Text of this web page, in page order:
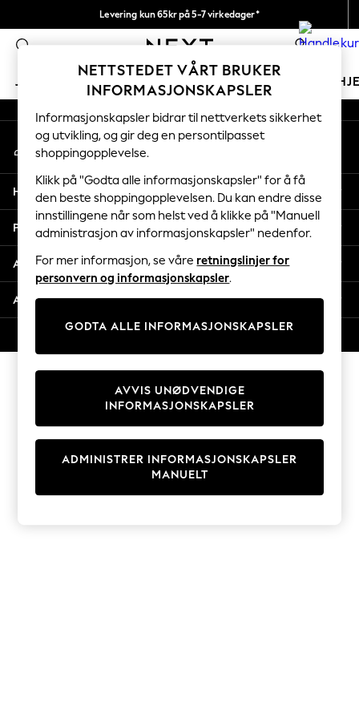
Levering kun 65kr på 5-7 virkedager*
Vi betaler alle tollavgifter 0
JENTER GUTTER BABY KVINNER
GIRLS
New In
50 - 92cm (0 - 24 months)
98 - 110cm (3 - 5 years)
116 - 134cm (6 - 9 years)
140 - 174cm (10 - 15+ years)
Trending: Top & Short Sets
Trending: Clogs
Toy Story
THE SET
Coats & Jackets
Sweatshirts & Hoodies
Knitwear
Cardigans
Dresses
Sets & Outfits
T-Shirts
An error occurred on client
Våre sosiale nettverk
Min konto
Logg inn på kontoen din
Hjelp
Personvern & Juridisk
Avdelinger
Andre tjenester
NETTSTEDET VÅRT BRUKER
INFORMASJONSKAPSLER
Informasjonskapsler bidrar til nettverkets sikkerhet
og utvikling, og gir deg en persontilpasset
shoppingopplevelse.
Klikk på "Godta alle informasjonskapsler" for å få
den beste shoppingopplevelsen. Du kan endre disse
innstillingene når som helst ved å klikke på "Manuell
administrasjon av informasjonskapsler" nedenfor.
For mer informasjon, se våre retningslinjer for
personvern og informasjonskapsler.
GODTA ALLE INFORMASJONSKAPSLER
ADMINISTRER INFORMASJONSKAPSLER
MANUELT
AVVIS UNØDVENDIGE
INFORMASJONSKAPSLER